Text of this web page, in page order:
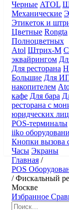
Черные ATOL
Механические
Этикеток и
Цветные Rongta
Полноцветных
Atol Штрих-М
эквайрингом
Для ресторана
Большие Для
накопителем
кафе Для бара
ресторана с
юридческих лиц
POS-терминалы
iiko
Кнопки вызова
Часы Экраны
Главная /
POS
/Фискальный
Москве
Избранное
Найти: